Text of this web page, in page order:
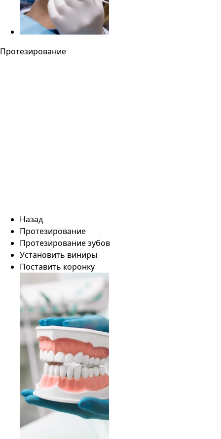
Протезирование
Назад
Протезирование
Протезирование зубов
Установить виниры
Поставить коронку